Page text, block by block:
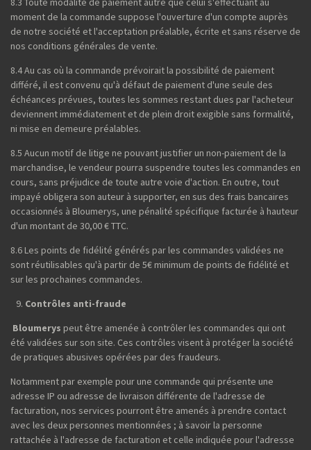
moment de la commande suppose l'ouverture d'un compte auprès
de notre société et l'acceptation préalable, écrite et sans réserve de
nos conditions générales de vente.
8.4 Au cas où la commande prévoirait la possibilité de paiement
différé, il est convenu qu'à défaut de paiement d'une seule des
échéances prévues, toutes les sommes restant dues par l'acheteur
deviennent immédiatement et de plein droit exigible sans formalité,
ni mise en demeure préalables.
8.5 Aucun motif de litige ne pouvant justifier un non-paiement de la
marchandise, le vendeur pourra suspendre toutes les commandes en
cours, sans préjudice de toute autre voie d'action. En outre, tout
impayé obligera son auteur à supporter, en sus des frais bancaires
occasionnés à Bloumerys, une pénalité spécifique facturée à hauteur
d'un montant de 30,00 € TTC.
8.6 Les points de fidélité générés par les commandes validées ne
sont réutilisables qu'à partir de 5€ minimum de points de fidélité et
sur les prochaines commandes.
Contrôles anti-fraude
Bloumerys peut être amenée à contrôler les commandes qui ont
été validées sur son site. Ces contrôles visent à protéger la société
de pratiques abusives opérées par des fraudeurs.
Notamment par exemple pour une commande qui présente une
adresse IP ou adresse de livraison différente de l'adresse de
facturation, nos services pourront être amenés à prendre contact
avec les deux personnes mentionnées ; à savoir la personne
rattachée à l'adresse de facturation et celle indiquée pour l'adresse